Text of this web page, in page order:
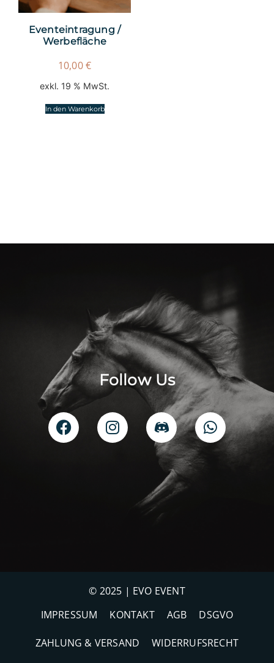
Eventeintragung /
Werbefläche
10,00€
exkl. 19 % MwSt.
In den Warenkorb
Follow Us
© 2025 | EVO EVENT
IMPRESSUM
KONTAKT AGB DSGVO
ZAHLUNG & VERSAND WIDERRUFSRECHT